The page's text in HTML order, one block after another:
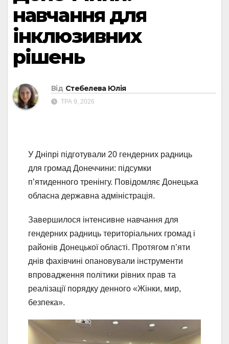
навчання для
інклюзивних
рішень
Від Стебелева Юлія
ТРА 9, 2026
У Дніпрі підготували 20 гендерних радниць
для громад Донеччини: підсумки
п’ятиденного тренінгу. Повідомляє Донецька
обласна державна адміністрація.
Завершилося інтенсивне навчання для
гендерних радниць територіальних громад і
районів Донецької області. Протягом п’яти
днів фахівчині опановували інструменти
впровадження політики рівних прав та
реалізації порядку денного «Жінки, мир,
безпека».